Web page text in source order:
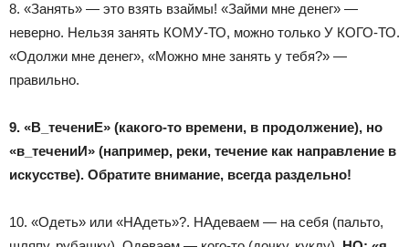
8. «Занять» — это взять взаймы! «Займи мне денег» —
неверно. Нельзя занять КОМУ-ТО, можно только У КОГО-ТО.
«Одолжи мне денег», «Можно мне занять у тебя?» —
правильно.
9. «В_течениЕ» (какого-то времени, в продолжение), но
«в_течениИ» (например, реки, течение как направление в
искусстве). Обратите внимание, всегда раздельно!
10. «Одеть» или «НАдеть»?. НАдеваем — на себя (пальто,